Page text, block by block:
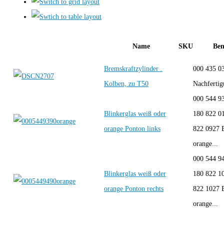
Name SKU
Bremskraftzylinder .
Kolben, zu T50
000 435
Blinkerglas weiß oder
orange Ponton links
000 544
180 822
822 0927
orange...
Blinkerglas weiß oder
orange Ponton rechts
000 544
180 822
822 1027
orange...